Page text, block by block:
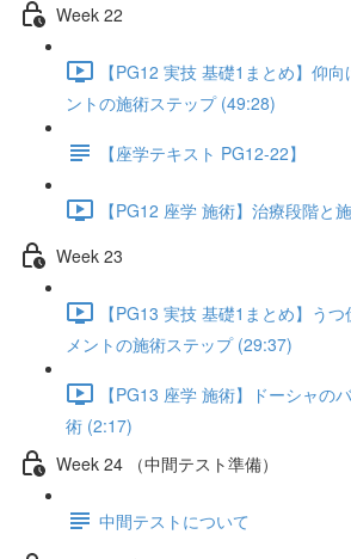
Week 22
【PG12 実技 基礎1まとめ】仰
ントの施術ステップ (49:28)
【座学テキスト PG12-22】
【PG12 座学 施術】治療段階と
Week 23
【PG13 実技 基礎1まとめ】う
メントの施術ステップ (29:37)
【PG13 座学 施術】ドーシャの
術 (2:17)
Week 24 （中間テスト準備）
中間テストについて